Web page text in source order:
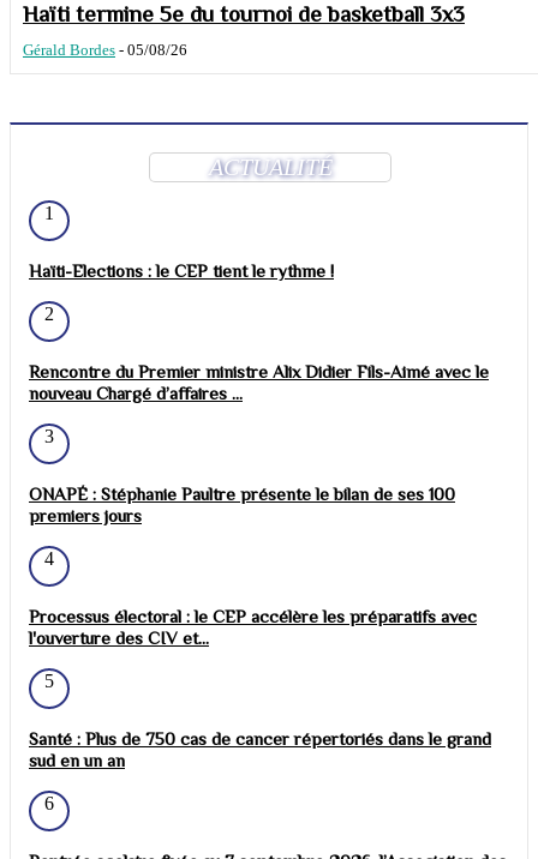
Haïti termine 5e du tournoi de basketball 3x3
Gérald Bordes - 05/08/26
ACTUALITÉ
1
Haïti-Elections : le CEP tient le rythme !
2
Rencontre du Premier ministre Alix Didier Fils-Aimé avec le
nouveau Chargé d’affaires ...
3
ONAPÉ : Stéphanie Paultre présente le bilan de ses 100
premiers jours
4
Processus électoral : le CEP accélère les préparatifs avec
l'ouverture des CIV et...
5
Santé : Plus de 750 cas de cancer répertoriés dans le grand
sud en un an
6